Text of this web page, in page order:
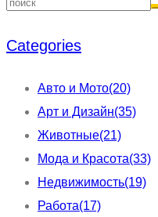
Categories
Авто и Мото(20)
Арт и Дизайн(35)
Животные(21)
Мода и Красота(33)
Недвижимость(19)
Работа(17)